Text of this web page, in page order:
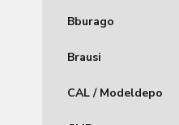
Bburago
Brausi
CAL / Modeldepo